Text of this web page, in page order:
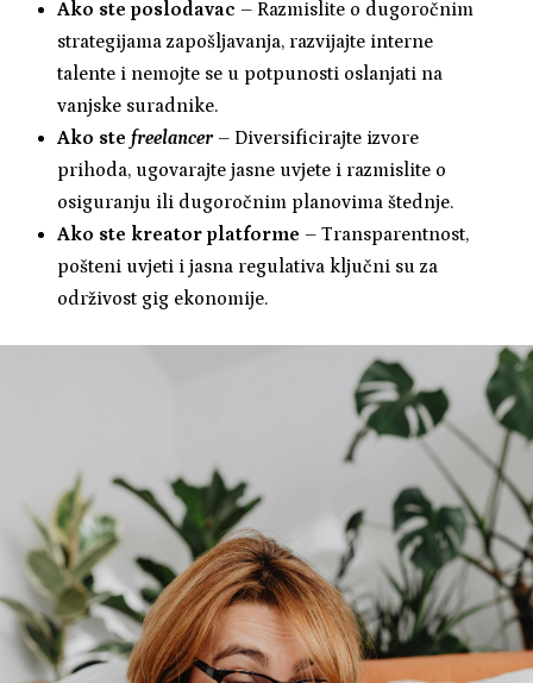
Ako ste poslodavac – Razmislite o dugoročnim
strategijama zapošljavanja, razvijajte interne
talente i nemojte se u potpunosti oslanjati na
vanjske suradnike.
Ako ste freelancer– Diversificirajte izvore
prihoda, ugovarajte jasne uvjete i razmislite o
osiguranju ili dugoročnim planovima štednje.
Ako ste kreator platforme – Transparentnost,
pošteni uvjeti i jasna regulativa ključni su za
održivost gig ekonomije.